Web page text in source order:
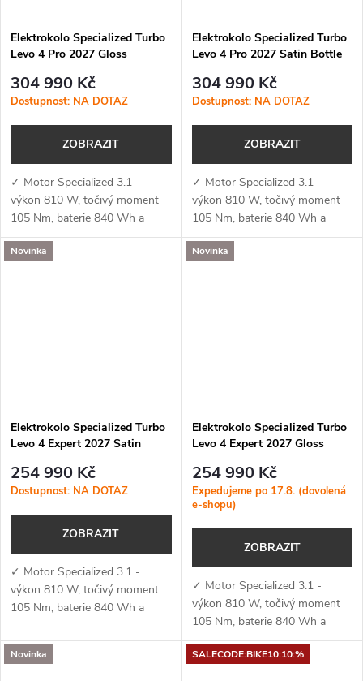
Elektrokolo Specialized Turbo
Levo 4 Pro 2027 Gloss
304 990 Kč
Dostupnost: NA DOTAZ
ZOBRAZIT
✓ Motor Specialized 3.1 -
výkon 810 W, točivý moment
105 Nm, baterie 840 Wh a
podpora aplikace Specialized
(MicroTune, OTA aktualizace,
Elektrokolo Specialized Turbo
Levo 4 Pro 2027 Satin Bottle
304 990 Kč
Dostupnost: NA DOTAZ
ZOBRAZIT
✓ Motor Specialized 3.1 -
výkon 810 W, točivý moment
105 Nm, baterie 840 Wh a
podpora aplikace Specialized
(MicroTune, OTA aktualizace,
Novinka
Elektrokolo Specialized Turbo
Levo 4 Expert 2027 Satin
Gold Metallic
254 990 Kč
Dostupnost: NA DOTAZ
ZOBRAZIT
✓ Motor Specialized 3.1 -
výkon 810 W, točivý moment
105 Nm, baterie 840 Wh a
(MicroTune, OTA aktualizace,
Bluetooth, ANT+, Apple Find
Novinka
Elektrokolo Specialized Turbo
Levo 4 Expert 2027 Gloss
Dust
254 990 Kč
Expedujeme po 17.8. (dovolená
e-shopu)
ZOBRAZIT
✓ Motor Specialized 3.1 -
výkon 810 W, točivý moment
105 Nm, baterie 840 Wh a
podpora aplikace Specialized
(MicroTune, OTA aktualizace,
Novinka SALECODE:BIKE10:10:%